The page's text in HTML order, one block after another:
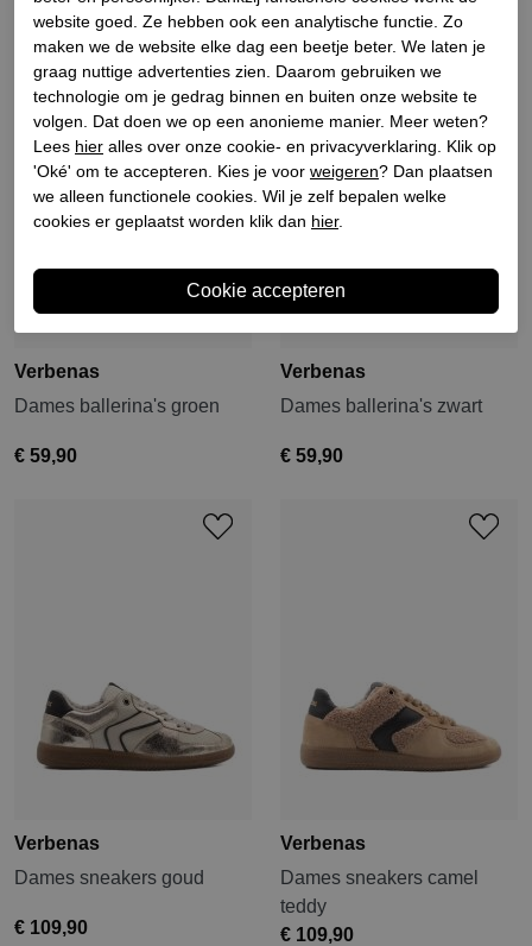
Verbenas
Dames ballerina's groen
€ 59,90
Verbenas
Dames ballerina's zwart
€ 59,90
Verbenas
Dames sneakers goud
€ 109,90
Verbenas
Dames sneakers camel
teddy
€ 109,90
website goed. Ze hebben ook een analytische functie. Zo
maken we de website elke dag een beetje beter. We laten je
graag nuttige advertenties zien. Daarom gebruiken we
technologie om je gedrag binnen en buiten onze website te
volgen. Dat doen we op een anonieme manier. Meer weten?
Lees hier alles over onze cookie- en privacyverklaring. Klik op
'Oké' om te accepteren. Kies je voor weigeren? Dan plaatsen
we alleen functionele cookies. Wil je zelf bepalen welke
cookies er geplaatst worden klik dan hier.